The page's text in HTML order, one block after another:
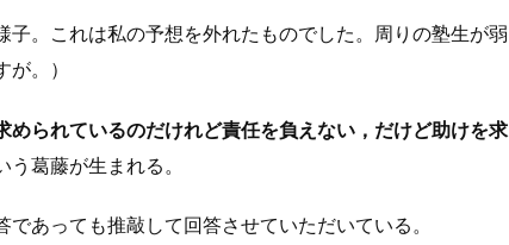
子。これは私の予想を外れたものでした。周りの塾生が弱
。）
められているのだけれど責任を負えない，だけど助けを求
う葛藤が生まれる。
あっても推敲して回答させていただいている。